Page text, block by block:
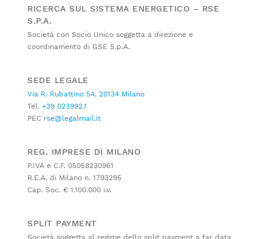
RICERCA SUL SISTEMA ENERGETICO – RSE
S.P.A.
Società con Socio Unico soggetta a direzione e
coordinamento di GSE S.p.A.
SEDE LEGALE
Via R. Rubattino 54, 20134 Milano
Tel. +39 023992.1
PEC rse@legalmail.it
REG. IMPRESE DI MILANO
P.IVA e C.F. 05058230961
R.E.A. di Milano n. 1793295
Cap. Soc. € 1.100.000 i.v.
SPLIT PAYMENT
Società soggetta al regime dello split payment a far data